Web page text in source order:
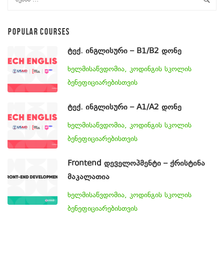
POPULAR COURSES
ტექ. ინგლისური – B1/B2 დონე
ხელმისაწვდომია, კოდინგის სკოლის
ბენეფიციარებისთვის
ტექ. ინგლისური – A1/A2 დონე
ხელმისაწვდომია, კოდინგის სკოლის
ბენეფიციარებისთვის
Frontend დეველოპმენტი – ქრისტინა
მაკალათია
ხელმისაწვდომია, კოდინგის სკოლის
ბენეფიციარებისთვის